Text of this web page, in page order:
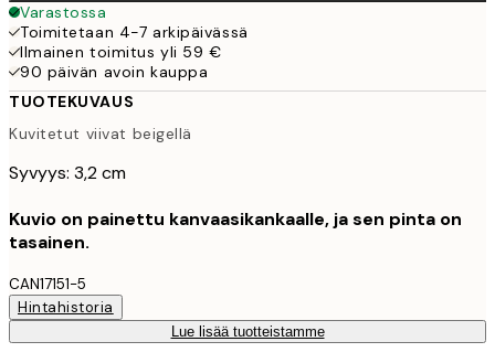
Varastossa
Toimitetaan 4-7 arkipäivässä
Ilmainen toimitus yli 59 €
90 päivän avoin kauppa
TUOTEKUVAUS
Kuvitetut viivat beigellä
Syvyys: 3,2 cm
Kuvio on painettu kanvaasikankaalle, ja sen pinta on
tasainen.
CAN17151-5
Hintahistoria
Lue lisää tuotteistamme